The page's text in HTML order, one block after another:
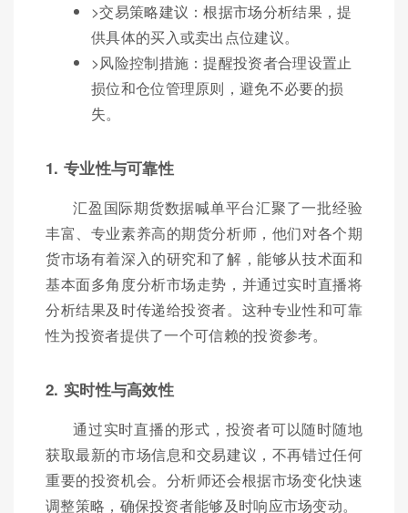
>交易策略建议：根据市场分析结果，提
供具体的买入或卖出点位建议。
>风险控制措施：提醒投资者合理设置止
损位和仓位管理原则，避免不必要的损
失。
1. 专业性与可靠性
汇盈国际期货数据喊单平台汇聚了一批经验
丰富、专业素养高的期货分析师，他们对各个期
货市场有着深入的研究和了解，能够从技术面和
基本面多角度分析市场走势，并通过实时直播将
分析结果及时传递给投资者。这种专业性和可靠
性为投资者提供了一个可信赖的投资参考。
2. 实时性与高效性
通过实时直播的形式，投资者可以随时随地
获取最新的市场信息和交易建议，不再错过任何
重要的投资机会。分析师还会根据市场变化快速
调整策略，确保投资者能够及时响应市场变动。